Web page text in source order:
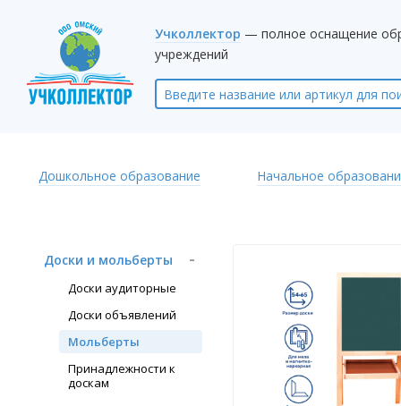
Учколлектор — полное оснащение
учреждений
Дошкольное образование Начальное
Доски и мольберты
Доски аудиторные
Доски объявлений
Мольберты
Принадлежности к
доскам